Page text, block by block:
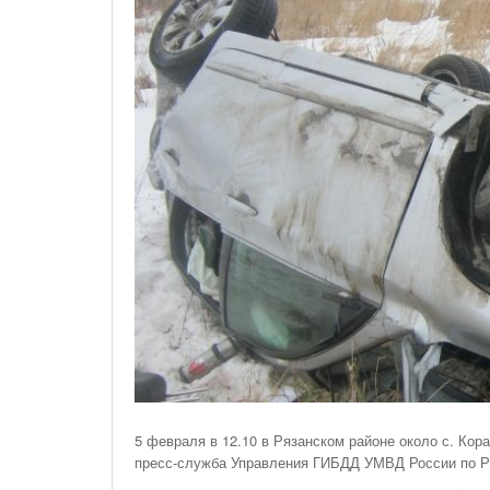
На Газонах Рязани
26 Ноября С 08:00 До 17:00 Будет Закрыт
Железнодорожный Переезд На 302 Км ПК 2
Перегона Кораблино - Ряжск-1
Зачем Нужна CRM-Система Для Отдела Продаж
5 февраля в 12.10 в Рязанском районе около с.
пресс-служба Управления ГИБДД УМВД России по